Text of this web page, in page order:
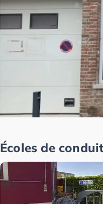
Écoles de